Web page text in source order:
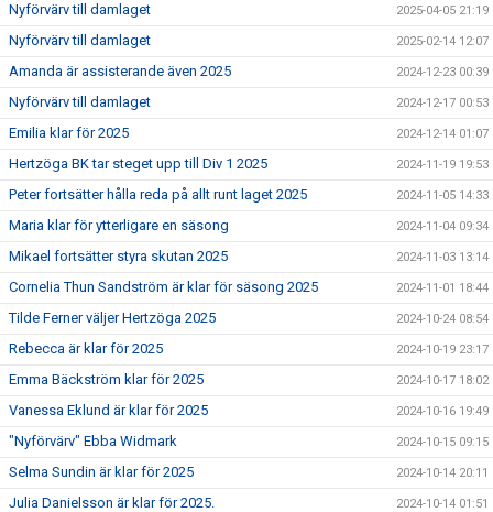
Nyförvärv till damlaget 2025-04-05 21:19
Nyförvärv till damlaget 2025-02-14 12:07
Amanda är assisterande även 2025 2024-12-23 00:39
Nyförvärv till damlaget 2024-12-17 00:53
Emilia klar för 2025 2024-12-14 01:07
Hertzöga BK tar steget upp till Div 1 2025 2024-11-19 19:53
Peter fortsätter hålla reda på allt runt laget 2025 2024-11-05 14:33
Maria klar för ytterligare en säsong 2024-11-04 09:34
Mikael fortsätter styra skutan 2025 2024-11-03 13:14
Cornelia Thun Sandström är klar för säsong 2025 2024-11-01 18:44
Tilde Ferner väljer Hertzöga 2025 2024-10-24 08:54
Rebecca är klar för 2025 2024-10-19 23:17
Emma Bäckström klar för 2025 2024-10-17 18:02
Vanessa Eklund är klar för 2025 2024-10-16 19:49
"Nyförvärv" Ebba Widmark 2024-10-15 09:15
Selma Sundin är klar för 2025 2024-10-14 20:11
Julia Danielsson är klar för 2025. 2024-10-14 01:51